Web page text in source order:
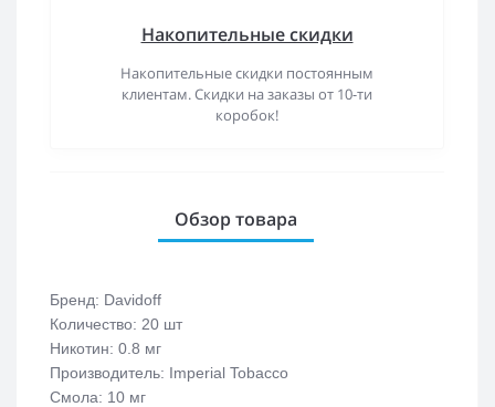
Накопительные скидки
Накопительные скидки постоянным
клиентам. Скидки на заказы от 10-ти
коробок!
Обзор товара
Бренд: Davidoff
Количество: 20 шт
Никотин: 0.8 мг
Производитель: Imperial Tobacco
Смола: 10 мг